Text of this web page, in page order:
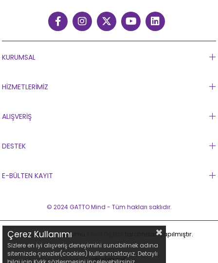
KURUMSAL
HİZMETLERİMİZ
ALIŞVERİŞ
DESTEK
E-BÜLTEN KAYIT
© 2024 GATTO Mind - Tüm hakları saklıdır.
Bu sitenin kurulumu tarafından yapılmıştır.
Çerez Kullanımı
Sizlere en iyi alışveriş deneyimini sunabilmek adına
sitemizde çerezler(cookies) kullanmaktayız. Detaylı